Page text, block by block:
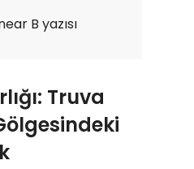
B yazısı
Truva